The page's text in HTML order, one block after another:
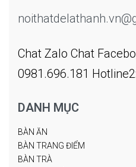
Chat Zalo Chat
0981.696.181
DANH MỤC
BÀN ĂN
BÀN TRANG ĐIỂM
BÀN TRÀ